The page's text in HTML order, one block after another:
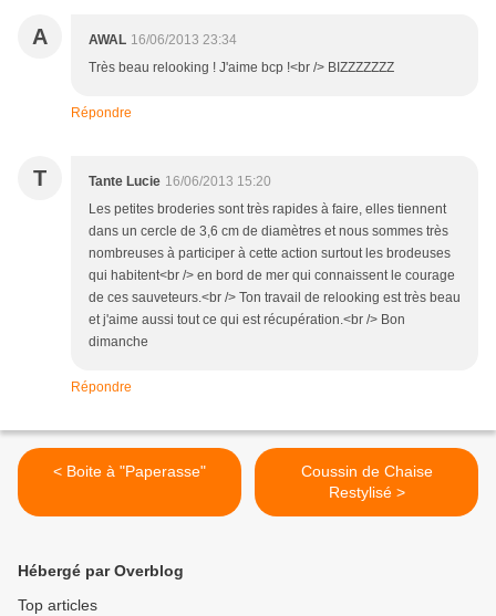
A AWAL 16/06/2013 23:34
Très beau relooking ! J'aime bcp !<br /> BIZZZZZZZ
Répondre
T Tante Lucie 16/06/2013 15:20
Les petites broderies sont très rapides à faire, elles tiennent
dans un cercle de 3,6 cm de diamètres et nous sommes très
nombreuses à participer à cette action surtout les brodeuses
qui habitent<br /> en bord de mer qui connaissent le courage
de ces sauveteurs.<br /> Ton travail de relooking est très beau
et j'aime aussi tout ce qui est récupération.<br /> Bon
dimanche
Répondre
< Boite à "Paperasse"
Coussin de Chaise
Restylisé >
Hébergé par Overblog
Top articles